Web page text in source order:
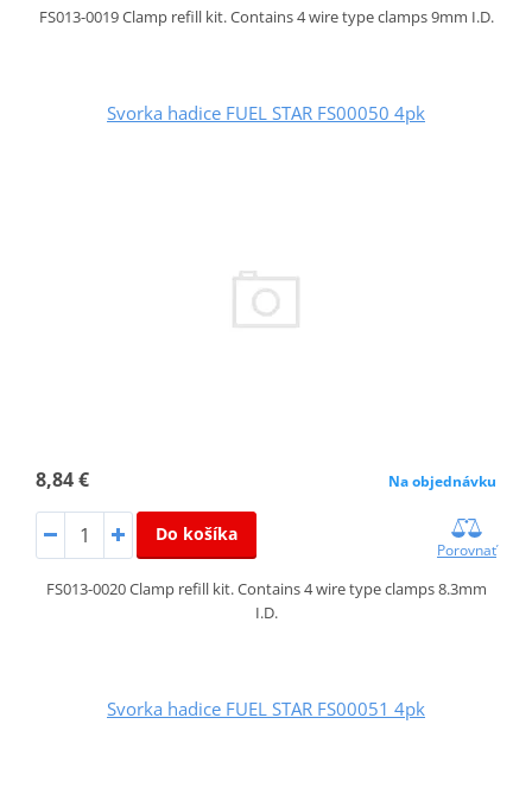
FS013-0019 Clamp refill kit. Contains 4 wire type clamps 9mm I.D.
Svorka hadice FUEL STAR FS00050 4pk
8,84 € Na objednávku
Do košíka
Porovnať
FS013-0020 Clamp refill kit. Contains 4 wire type clamps 8.3mm
I.D.
Svorka hadice FUEL STAR FS00051 4pk